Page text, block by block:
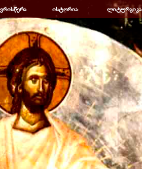
▼ ▼
ისტორია ▼
ლიტურგიკა